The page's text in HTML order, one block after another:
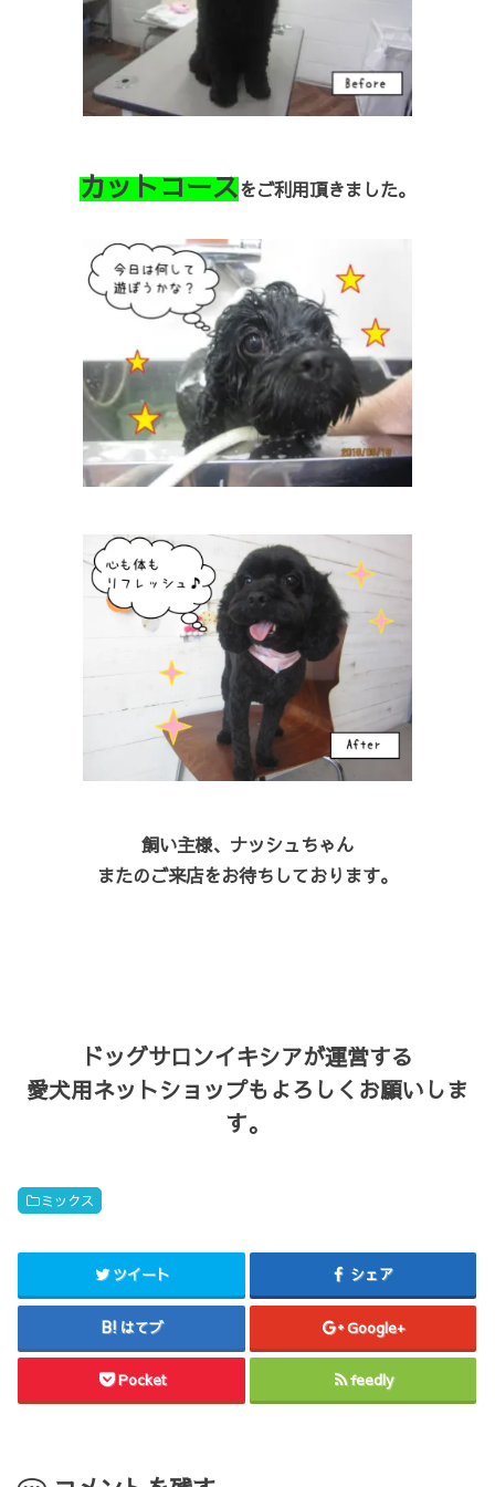
カットコースをご利用頂きました。
飼い主様、ナッシュちゃん
またのご来店をお待ちしております。
ドッグサロンイキシアが運営する
愛犬用ネットショップもよろしくお願いしま
す。
ミックス
ツイート シェア
はてブ Google+
Pocket feedly